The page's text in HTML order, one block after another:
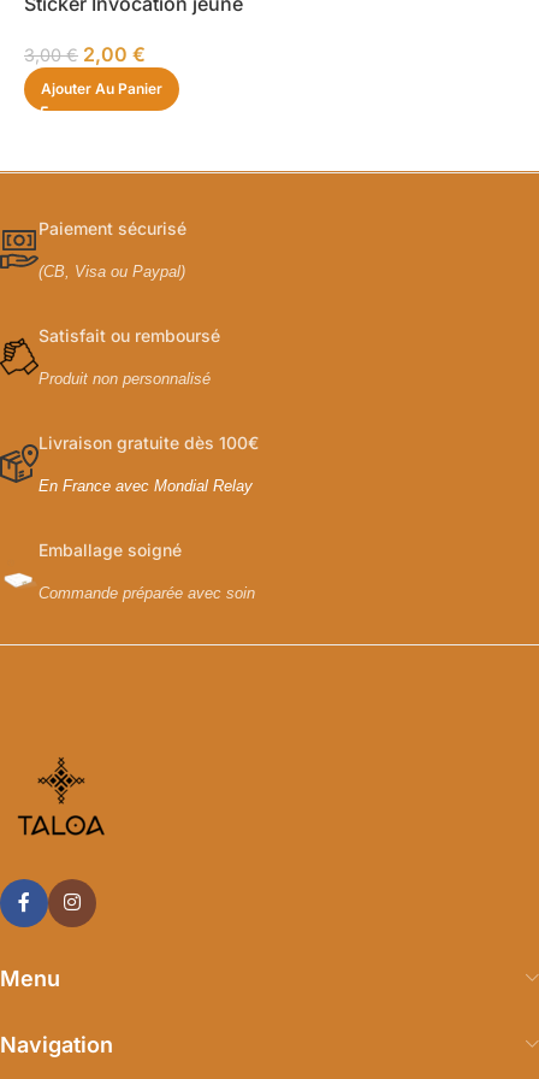
3,00€ 2,00 €
Ajouter Au Panier
Paiement sécurisé
(CB, Visa ou Paypal)
Satisfait ou remboursé
Produit non personnalisé
Livraison gratuite dès 100€
En France avec Mondial Relay
Emballage soigné
Commande préparée avec soin
Menu
Navigation